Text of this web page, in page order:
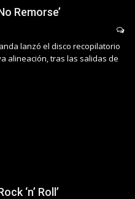
Remorse’
lanzó el disco recopilatorio
alineación, tras las salidas de
‘n’ Roll’